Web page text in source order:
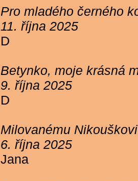
Pro mladého černého
11. října 2025
D
Betynko, moje krásná
9. října 2025
D
Milovanému
6. října 2025
Jana